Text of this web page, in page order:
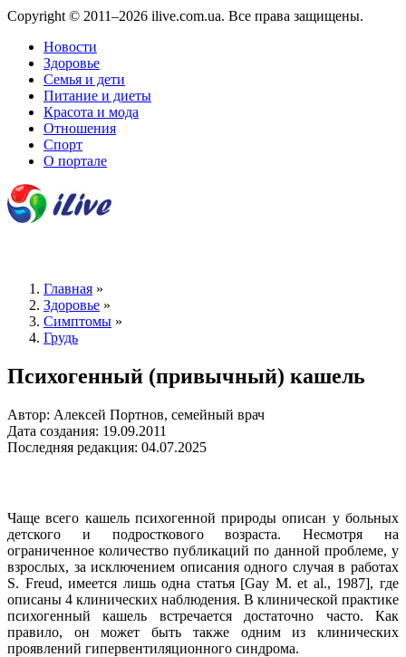
Copyright © 2011–2026 ilive.com.ua. Все права защищены.
Новости
Здоровье
Семья и дети
Питание и диеты
Красота и мода
Отношения
Спорт
О портале
Главная »
Здоровье »
Симптомы »
Грудь
Психогенный (привычный) кашель
Автор: Алексей Портнов, семейный врач
Дата создания: 19.09.2011
Последняя редакция: 04.07.2025
Чаще всего кашель психогенной природы описан у больных
детского и подросткового возраста. Несмотря на
ограниченное количество публикаций по данной проблеме, у
взрослых, за исключением описания одного случая в работах
S. Freud, имеется лишь одна статья [Gay M. et al., 1987], где
описаны 4 клинических наблюдения. В клинической практике
психогенный кашель встречается достаточно часто. Как
правило, он может быть также одним из клинических
проявлений гипервентиляционного синдрома.